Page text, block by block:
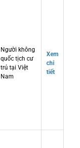
Người không
quốc tịch cư
trú tại Việt
Nam
Xem
chi
tiết